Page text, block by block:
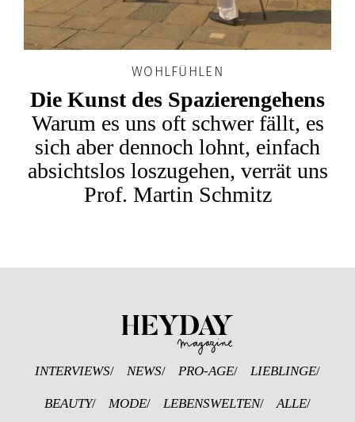
WOHLFÜHLEN
Die Kunst des Spazierengehens
Warum es uns oft schwer fällt, es
sich aber dennoch lohnt, einfach
absichtslos loszugehen, verrät uns
Prof. Martin Schmitz
INTERVIEWS NEWS PRO-AGE LIEBLINGE
BEAUTY MODE LEBENSWELTEN ALLE